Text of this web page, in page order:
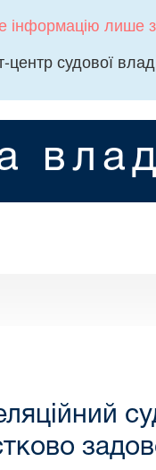
інформацію лише
центр судової